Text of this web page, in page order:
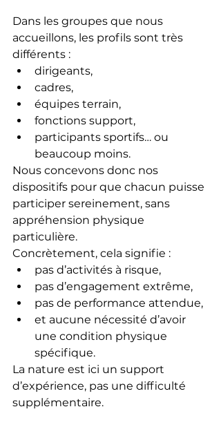
Dans les groupes que nous
accueillons, les profils sont très
différents :
dirigeants,
cadres,
équipes terrain,
fonctions support,
participants sportifs… ou
beaucoup moins.
Nous concevons donc nos
dispositifs pour que chacun puisse
participer sereinement, sans
appréhension physique
particulière.
Concrètement, cela signifie :
pas d’activités à risque,
pas d’engagement extrême,
pas de performance attendue,
et aucune nécessité d’avoir
une condition physique
spécifique.
La nature est ici un support
d’expérience, pas une difficulté
supplémentaire.